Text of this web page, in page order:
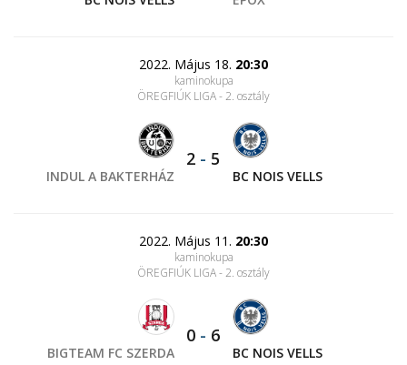
2022. Május 18. 20:30
kaminokupa
ÖREGFIÚK LIGA - 2. osztály
INDUL A BAKTERHÁZ
2 - 5
BC NOIS VELLS
2022. Május 11. 20:30
kaminokupa
ÖREGFIÚK LIGA - 2. osztály
BIGTEAM FC SZERDA
0 - 6
BC NOIS VELLS